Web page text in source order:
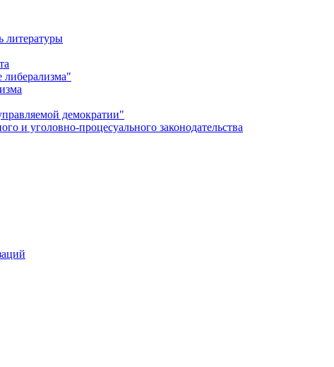
литературы
либерализма"
демократии"
и уголовно-процесуального законодательства